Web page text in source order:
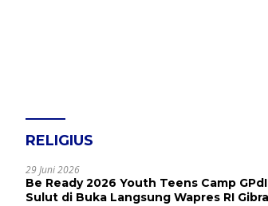
RELIGIUS
29 Juni 2026
Be Ready 2026 Youth Teens Camp GPdI
Sulut di Buka Langsung Wapres RI